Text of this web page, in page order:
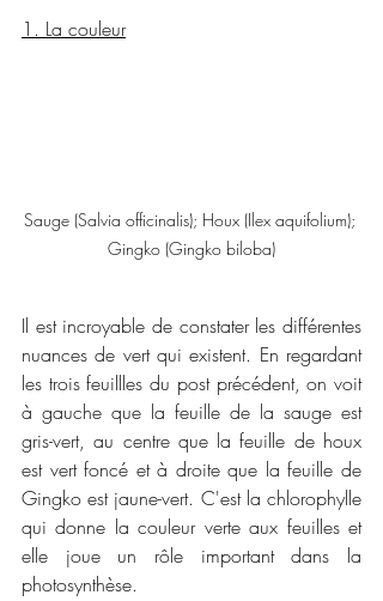
1. La couleur
Sauge (Salvia officinalis); Houx (Ilex aquifolium);
Gingko (Gingko biloba)
Il est incroyable de constater les différentes
nuances de vert qui existent. En regardant
les trois feuillles du post précédent, on voit
à gauche que la feuille de la sauge est
gris-vert, au centre que la feuille de houx
est vert foncé et à droite que la feuille de
Gingko est jaune-vert. C'est la chlorophylle
qui donne la couleur verte aux feuilles et
elle joue un rôle important dans la
photosynthèse.